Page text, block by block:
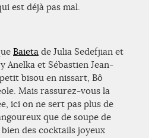
est déjà pas mal.
Baieta de Julia Sedefjian et
Anelka et Sébastien Jean-
bisou en nissart, Bô
Mais rassurez-vous la
ici on ne sert pas plus de
que de soupe de
des cocktails joyeux